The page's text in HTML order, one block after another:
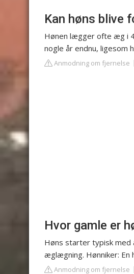
Kan høns blive
Hønen lægger ofte æg i
nogle år endnu, ligesom
Anmodning om fjernelse
Hvor gamle er
Høns starter typisk
æglægning. Hønniker: En
Anmodning om fjernelse